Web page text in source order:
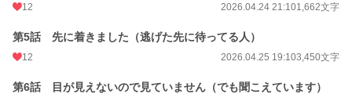
お気に入り 29
12 2026.04.24 21:101,662文字
第5話 先に着きました（逃げた先に待ってる人）
12 2026.04.25 19:103,450文字
第6話 目が見えないので見ていません（でも聞こえています）